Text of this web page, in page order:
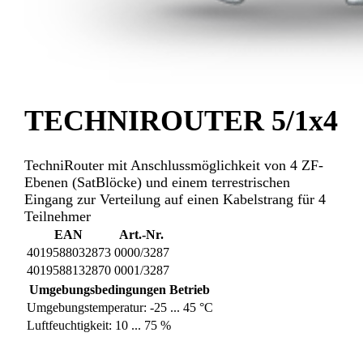
TECHNIROUTER 5/1x4
TechniRouter mit Anschlussmöglichkeit von 4 ZF-
Ebenen (SatBlöcke) und einem terrestrischen
Eingang zur Verteilung auf einen Kabelstrang für 4
Teilnehmer
EAN
Art.-Nr.
4019588032873 0000/3287
4019588132870 0001/3287
Umgebungsbedingungen Betrieb
Umgebungstemperatur: -25 ... 45 °C
Luftfeuchtigkeit: 10 ... 75 %